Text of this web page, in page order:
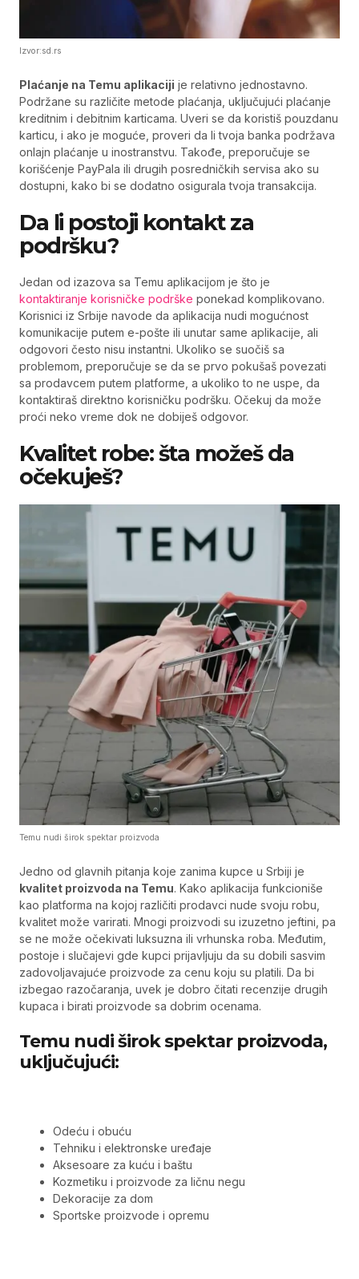
Izvor:sd.rs
Plaćanje na Temu aplikaciji je relativno jednostavno.
Podržane su različite metode plaćanja, uključujući plaćanje
kreditnim i debitnim karticama. Uveri se da koristiš pouzdanu
karticu, i ako je moguće, proveri da li tvoja banka podržava
onlajn plaćanje u inostranstvu. Takođe, preporučuje se
korišćenje PayPala ili drugih posredničkih servisa ako su
dostupni, kako bi se dodatno osigurala tvoja transakcija.
Da li postoji kontakt za
podršku?
Jedan od izazova sa Temu aplikacijom je što je
kontaktiranje korisničke podrške ponekad komplikovano.
Korisnici iz Srbije navode da aplikacija nudi mogućnost
komunikacije putem e-pošte ili unutar same aplikacije, ali
odgovori često nisu instantni. Ukoliko se suočiš sa
problemom, preporučuje se da se prvo pokušaš povezati
sa prodavcem putem platforme, a ukoliko to ne uspe, da
kontaktiraš direktno korisničku podršku. Očekuj da može
proći neko vreme dok ne dobiješ odgovor.
Kvalitet robe: šta možeš da
očekuješ?
Temu nudi širok spektar proizvoda
Jedno od glavnih pitanja koje zanima kupce u Srbiji je
kvalitet proizvoda na Temu. Kako aplikacija funkcioniše
kao platforma na kojoj različiti prodavci nude svoju robu,
kvalitet može varirati. Mnogi proizvodi su izuzetno jeftini, pa
se ne može očekivati luksuzna ili vrhunska roba. Međutim,
postoje i slučajevi gde kupci prijavljuju da su dobili sasvim
zadovoljavajuće proizvode za cenu koju su platili. Da bi
izbegao razočaranja, uvek je dobro čitati recenzije drugih
kupaca i birati proizvode sa dobrim ocenama.
Temu nudi širok spektar proizvoda,
uključujući:
Odeću i obuću
Tehniku i elektronske uređaje
Aksesoare za kuću i baštu
Kozmetiku i proizvode za ličnu negu
Dekoracije za dom
Sportske proizvode i opremu